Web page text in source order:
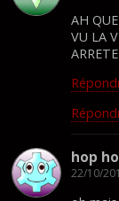
AH
VU LA
hop
22/10/